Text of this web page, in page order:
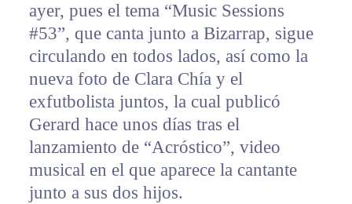
ayer, pues el tema “Music Sessions
#53”, que canta junto a Bizarrap, sigue
circulando en todos lados, así como la
nueva foto de Clara Chía y el
exfutbolista juntos, la cual publicó
Gerard hace unos días tras el
lanzamiento de “Acróstico”, video
musical en el que aparece la cantante
junto a sus dos hijos.